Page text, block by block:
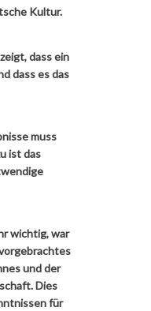
Kultur.
dass ein
dass es das
muss
ist das
wichtig, war
und der
Dies
für